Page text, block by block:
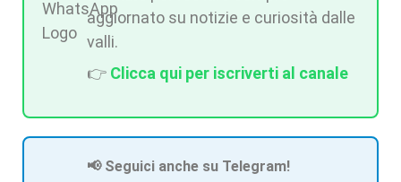
aggiornato su notizie e curiosità dalle
valli.
👉 Clicca qui per iscriverti al canale
📢 Seguici anche su Telegram!